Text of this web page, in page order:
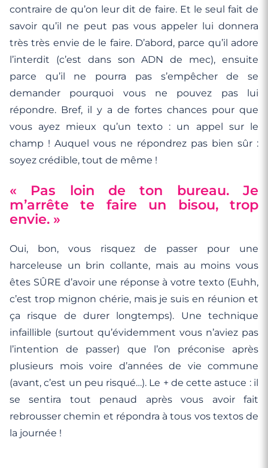
contraire de qu’on leur dit de faire. Et le seul fait de
savoir qu’il ne peut pas vous appeler lui donnera
très très envie de le faire. D’abord, parce qu’il adore
l’interdit (c’est dans son ADN de mec), ensuite
parce qu’il ne pourra pas s’empêcher de se
demander pourquoi vous ne pouvez pas lui
répondre. Bref, il y a de fortes chances pour que
vous ayez mieux qu’un texto : un appel sur le
champ ! Auquel vous ne répondrez pas bien sûr :
soyez crédible, tout de même !
« Pas loin de ton bureau. Je
m’arrête te faire un bisou, trop
envie. »
Oui, bon, vous risquez de passer pour une
harceleuse un brin collante, mais au moins vous
êtes SÛRE d’avoir une réponse à votre texto (Euhh,
c’est trop mignon chérie, mais je suis en réunion et
ça risque de durer longtemps). Une technique
infaillible (surtout qu’évidemment vous n’aviez pas
l’intention de passer) que l’on préconise après
plusieurs mois voire d’années de vie commune
(avant, c’est un peu risqué…). Le + de cette astuce : il
se sentira tout penaud après vous avoir fait
rebrousser chemin et répondra à tous vos textos de
la journée !